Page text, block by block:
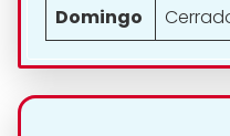
Domingo